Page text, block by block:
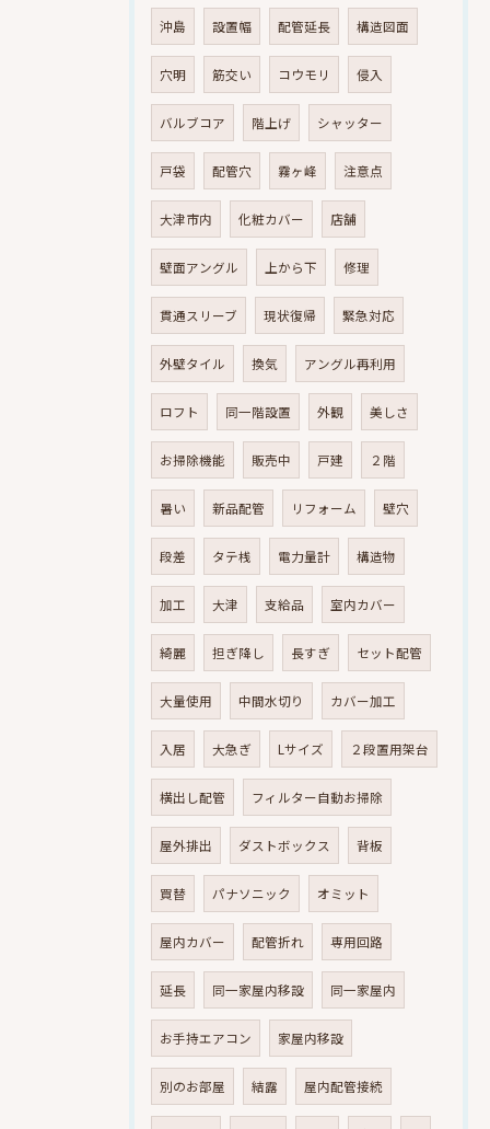
沖島 設置幅 配管延長 構造図面
穴明 筋交い コウモリ 侵入
バルブコア 階上げ シャッター
戸袋 配管穴 霧ヶ峰 注意点
大津市内 化粧カバー 店舗
壁面アングル 上から下 修理
貫通スリーブ 現状復帰 緊急対応
外壁タイル 換気 アングル再利用
ロフト 同一階設置 外観 美しさ
お掃除機能 販売中 戸建 ２階
暑い 新品配管 リフォーム 壁穴
段差 タテ桟 電力量計 構造物
加工 大津 支給品 室内カバー
綺麗 担ぎ降し 長すぎ セット配管
大量使用 中間水切り カバー加工
入居 大急ぎ Lサイズ ２段置用架台
横出し配管 フィルター自動お掃除
屋外排出 ダストボックス 背板
買替 パナソニック オミット
屋内カバー 配管折れ 専用回路
延長 同一家屋内移設 同一家屋内
お手持エアコン 家屋内移設
別のお部屋 結露 屋内配管接続